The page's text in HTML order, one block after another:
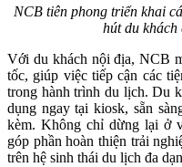
NCB tiên phong triển khai
hút du khách
Với du khách nội địa, NCB
tốc, giúp việc tiếp cận các
trong hành trình du lịch. Du
dụng ngay tại kiosk, sẵn
kèm. Không chỉ dừng lại ở
góp phần hoàn thiện trải
trên hệ sinh thái du lịch đa